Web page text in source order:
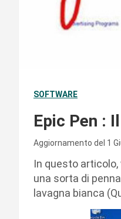
SOFTWARE
Epic Pen :
Aggiornamento del 1
In questo
una sorta di
lavagna bianca